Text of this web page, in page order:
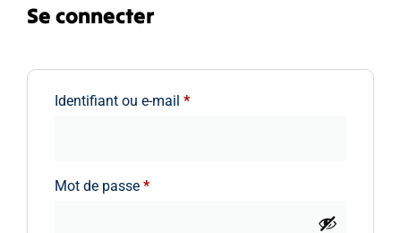
Se connecter
Identifiant ou e-mail *
Mot de passe *